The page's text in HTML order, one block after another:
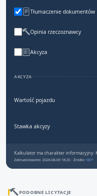
Tłumaczenie dokumentów
Opinia rzeczoznawcy
Akcyza
AKCYZA
Wartość pojazdu
Stawka akcyzy
Kalkulator ma charakter informacyjny.
Zaktualizowano: 2026-08-09 18:25 · Źródło: NBP
PODOBNE LICYTACJE